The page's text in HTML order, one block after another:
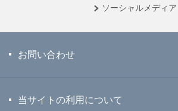
ソーシャル メディア
お問い合わせ
当サイトの利用について